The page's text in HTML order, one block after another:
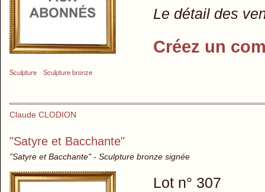
Sculpture Sculpture bronze
Le détail des
Créez un
Claude CLODION
"Satyre et Bacchante"
"Satyre et Bacchante" - Sculpture bronze signée
Lot n° 307